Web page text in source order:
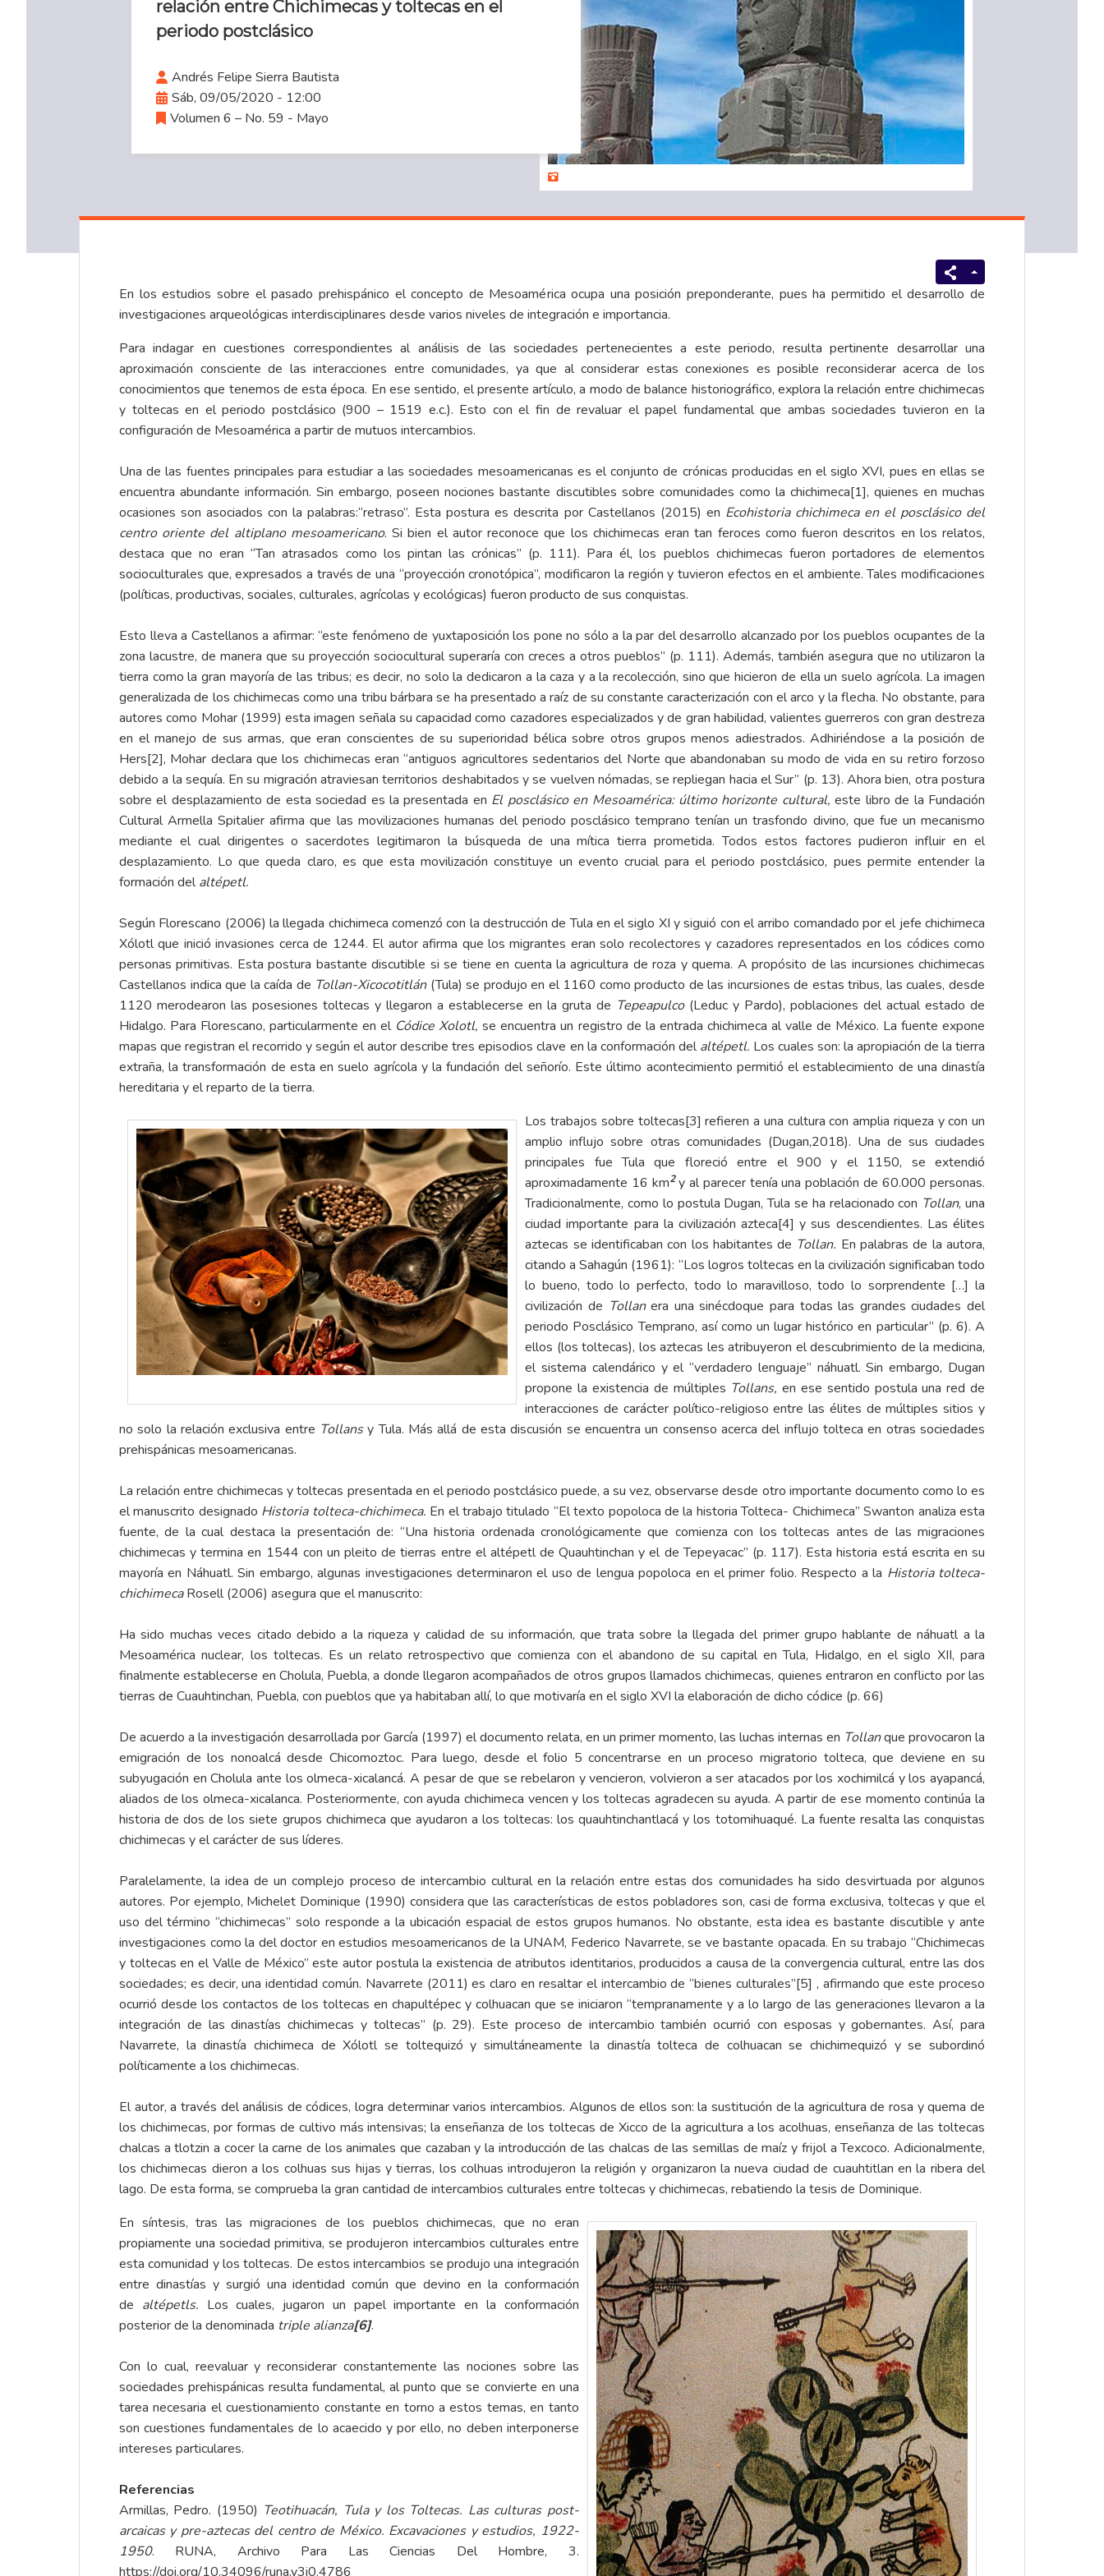
relación entre Chichimecas y toltecas en el
periodo postclásico
Andrés Felipe Sierra Bautista
Sáb, 09/05/2020 - 12:00
Volumen 6 – No. 59 - Mayo
En los estudios sobre el pasado prehispánico el concepto de Mesoamérica ocupa una posición preponderante, pues ha permitido el desarrollo de
investigaciones arqueológicas interdisciplinares desde varios niveles de integración e importancia.
Para indagar en cuestiones correspondientes al análisis de las sociedades pertenecientes a este periodo, resulta pertinente desarrollar una
aproximación consciente de las interacciones entre comunidades, ya que al considerar estas conexiones es posible reconsiderar acerca de los
conocimientos que tenemos de esta época. En ese sentido, el presente artículo, a modo de balance historiográfico, explora la relación entre chichimecas
y toltecas en el periodo postclásico (900 – 1519 e.c.). Esto con el fin de revaluar el papel fundamental que ambas sociedades tuvieron en la
configuración de Mesoamérica a partir de mutuos intercambios.
Una de las fuentes principales para estudiar a las sociedades mesoamericanas es el conjunto de crónicas producidas en el siglo XVI, pues en ellas se
encuentra abundante información. Sin embargo, poseen nociones bastante discutibles sobre comunidades como la chichimeca[1], quienes en muchas
ocasiones son asociados con la palabras:“retraso”. Esta postura es descrita por Castellanos (2015) en Ecohistoria chichimeca en el posclásico del
centro oriente del altiplano mesoamericano. Si bien el autor reconoce que los chichimecas eran tan feroces como fueron descritos en los relatos,
destaca que no eran “Tan atrasados como los pintan las crónicas” (p. 111). Para él, los pueblos chichimecas fueron portadores de elementos
socioculturales que, expresados a través de una “proyección cronotópica”, modificaron la región y tuvieron efectos en el ambiente. Tales modificaciones
(políticas, productivas, sociales, culturales, agrícolas y ecológicas) fueron producto de sus conquistas.
Esto lleva a Castellanos a afirmar: “este fenómeno de yuxtaposición los pone no sólo a la par del desarrollo alcanzado por los pueblos ocupantes de la
zona lacustre, de manera que su proyección sociocultural superaría con creces a otros pueblos” (p. 111). Además, también asegura que no utilizaron la
tierra como la gran mayoría de las tribus; es decir, no solo la dedicaron a la caza y a la recolección, sino que hicieron de ella un suelo agrícola. La imagen
generalizada de los chichimecas como una tribu bárbara se ha presentado a raíz de su constante caracterización con el arco y la flecha. No obstante, para
autores como Mohar (1999) esta imagen señala su capacidad como cazadores especializados y de gran habilidad, valientes guerreros con gran destreza
en el manejo de sus armas, que eran conscientes de su superioridad bélica sobre otros grupos menos adiestrados. Adhiriéndose a la posición de
Hers[2], Mohar declara que los chichimecas eran “antiguos agricultores sedentarios del Norte que abandonaban su modo de vida en su retiro forzoso
debido a la sequía. En su migración atraviesan territorios deshabitados y se vuelven nómadas, se repliegan hacia el Sur” (p. 13). Ahora bien, otra postura
sobre el desplazamiento de esta sociedad es la presentada en El posclásico en Mesoamérica: último horizonte cultural,este libro de la Fundación
Cultural Armella Spitalier afirma que las movilizaciones humanas del periodo posclásico temprano tenían un trasfondo divino, que fue un mecanismo
mediante el cual dirigentes o sacerdotes legitimaron la búsqueda de una mítica tierra prometida. Todos estos factores pudieron influir en el
desplazamiento. Lo que queda claro, es que esta movilización constituye un evento crucial para el periodo postclásico, pues permite entender la
formación delaltépetl.
Según Florescano (2006) la llegada chichimeca comenzó con la destrucción de Tula en el siglo XI y siguió con el arribo comandado por el jefe chichimeca
Xólotl que inició invasiones cerca de 1244. El autor afirma que los migrantes eran solo recolectores y cazadores representados en los códices como
personas primitivas. Esta postura bastante discutible si se tiene en cuenta la agricultura de roza y quema. A propósito de las incursiones chichimecas
Castellanos indica que la caída de Tollan-Xicocotitlán(Tula) se produjo en el 1160 como producto de las incursiones de estas tribus, las cuales, desde
1120 merodearon las posesiones toltecas y llegaron a establecerse en la gruta de Tepeapulco(Leduc y Pardo), poblaciones del actual estado de
Hidalgo. Para Florescano, particularmente en el Códice Xolotl,se encuentra un registro de la entrada chichimeca al valle de México. La fuente expone
mapas que registran el recorrido y según el autor describe tres episodios clave en la conformación delaltépetl. Los cuales son: la apropiación de la tierra
extraña, la transformación de esta en suelo agrícola y la fundación del señorío. Este último acontecimiento permitió el establecimiento de una dinastía
hereditaria y el reparto de la tierra.
Los trabajos sobre toltecas[3] refieren a una cultura con amplia riqueza y con un
amplio influjo sobre otras comunidades (Dugan,2018). Una de sus ciudades
principales fue Tula que floreció entre el 900 y el 1150, se extendió
aproximadamente 16 km2y al parecer tenía una población de 60.000 personas.
Tradicionalmente, como lo postula Dugan, Tula se ha relacionado con Tollan, una
ciudad importante para la civilización azteca[4] y sus descendientes. Las élites
aztecas se identificaban con los habitantes de Tollan. En palabras de la autora,
citando a Sahagún (1961): “Los logros toltecas en la civilización significaban todo
lo bueno, todo lo perfecto, todo lo maravilloso, todo lo sorprendente […] la
civilización de Tollanera una sinécdoque para todas las grandes ciudades del
periodo Posclásico Temprano, así como un lugar histórico en particular” (p. 6). A
ellos (los toltecas), los aztecas les atribuyeron el descubrimiento de la medicina,
el sistema calendárico y el “verdadero lenguaje” náhuatl. Sin embargo, Dugan
propone la existencia de múltiples Tollans,en ese sentido postula una red de
interacciones de carácter político-religioso entre las élites de múltiples sitios y
no solo la relación exclusiva entre Tollansy Tula. Más allá de esta discusión se encuentra un consenso acerca del influjo tolteca en otras sociedades
prehispánicas mesoamericanas.
La relación entre chichimecas y toltecas presentada en el periodo postclásico puede, a su vez, observarse desde otro importante documento como lo es
el manuscrito designado Historia tolteca-chichimeca. En el trabajo titulado “El texto popoloca de la historia Tolteca- Chichimeca” Swanton analiza esta
fuente, de la cual destaca la presentación de: “Una historia ordenada cronológicamente que comienza con los toltecas antes de las migraciones
chichimecas y termina en 1544 con un pleito de tierras entre el altépetl de Quauhtinchan y el de Tepeyacac” (p. 117). Esta historia está escrita en su
mayoría en Náhuatl. Sin embargo, algunas investigaciones determinaron el uso de lengua popoloca en el primer folio. Respecto a la Historia tolteca-
chichimecaRosell (2006) asegura que el manuscrito:
Ha sido muchas veces citado debido a la riqueza y calidad de su información, que trata sobre la llegada del primer grupo hablante de náhuatl a la
Mesoamérica nuclear, los toltecas. Es un relato retrospectivo que comienza con el abandono de su capital en Tula, Hidalgo, en el siglo XII, para
finalmente establecerse en Cholula, Puebla, a donde llegaron acompañados de otros grupos llamados chichimecas, quienes entraron en conflicto por las
tierras de Cuauhtinchan, Puebla, con pueblos que ya habitaban allí, lo que motivaría en el siglo XVI la elaboración de dicho códice (p. 66)
De acuerdo a la investigación desarrollada por García (1997) el documento relata, en un primer momento, las luchas internas en Tollanque provocaron la
emigración de los nonoalcá desde Chicomoztoc. Para luego, desde el folio 5 concentrarse en un proceso migratorio tolteca, que deviene en su
subyugación en Cholula ante los olmeca-xicalancá. A pesar de que se rebelaron y vencieron, volvieron a ser atacados por los xochimilcá y los ayapancá,
aliados de los olmeca-xicalanca. Posteriormente, con ayuda chichimeca vencen y los toltecas agradecen su ayuda. A partir de ese momento continúa la
historia de dos de los siete grupos chichimeca que ayudaron a los toltecas: los quauhtinchantlacá y los totomihuaqué. La fuente resalta las conquistas
chichimecas y el carácter de sus líderes.
Paralelamente, la idea de un complejo proceso de intercambio cultural en la relación entre estas dos comunidades ha sido desvirtuada por algunos
autores. Por ejemplo, Michelet Dominique (1990) considera que las características de estos pobladores son, casi de forma exclusiva, toltecas y que el
uso del término “chichimecas” solo responde a la ubicación espacial de estos grupos humanos. No obstante, esta idea es bastante discutible y ante
investigaciones como la del doctor en estudios mesoamericanos de la UNAM, Federico Navarrete, se ve bastante opacada. En su trabajo “Chichimecas
y toltecas en el Valle de México” este autor postula la existencia de atributos identitarios, producidos a causa de la convergencia cultural, entre las dos
sociedades; es decir, una identidad común. Navarrete (2011) es claro en resaltar el intercambio de “bienes culturales”[5] , afirmando que este proceso
ocurrió desde los contactos de los toltecas en chapultépec y colhuacan que se iniciaron “tempranamente y a lo largo de las generaciones llevaron a la
integración de las dinastías chichimecas y toltecas” (p. 29). Este proceso de intercambio también ocurrió con esposas y gobernantes. Así, para
Navarrete, la dinastía chichimeca de Xólotl se toltequizó y simultáneamente la dinastía tolteca de colhuacan se chichimequizó y se subordinó
políticamente a los chichimecas.
El autor, a través del análisis de códices, logra determinar varios intercambios. Algunos de ellos son: la sustitución de la agricultura de rosa y quema de
los chichimecas, por formas de cultivo más intensivas; la enseñanza de los toltecas de Xicco de la agricultura a los acolhuas, enseñanza de las toltecas
chalcas a tlotzin a cocer la carne de los animales que cazaban y la introducción de las chalcas de las semillas de maíz y frijol a Texcoco. Adicionalmente,
los chichimecas dieron a los colhuas sus hijas y tierras, los colhuas introdujeron la religión y organizaron la nueva ciudad de cuauhtitlan en la ribera del
lago. De esta forma, se comprueba la gran cantidad de intercambios culturales entre toltecas y chichimecas, rebatiendo la tesis de Dominique.
En síntesis, tras las migraciones de los pueblos chichimecas, que no eran
propiamente una sociedad primitiva, se produjeron intercambios culturales entre
esta comunidad y los toltecas. De estos intercambios se produjo una integración
entre dinastías y surgió una identidad común que devino en la conformación
de altépetls. Los cuales, jugaron un papel importante en la conformación
posterior de la denominada triple alianza[6].
Con lo cual, reevaluar y reconsiderar constantemente las nociones sobre las
sociedades prehispánicas resulta fundamental, al punto que se convierte en una
tarea necesaria el cuestionamiento constante en torno a estos temas, en tanto
son cuestiones fundamentales de lo acaecido y por ello, no deben interponerse
intereses particulares.
Referencias
Armillas, Pedro. (1950) Teotihuacán, Tula y los Toltecas. Las culturas post-
arcaicas y pre-aztecas del centro de México. Excavaciones y estudios, 1922-
1950. RUNA, Archivo Para Las Ciencias Del Hombre, 3.
https://doi.org/10.34096/runa.v3i0.4786